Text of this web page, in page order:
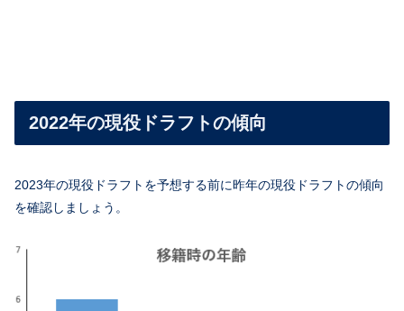
2022年の現役ドラフトの傾向
2023年の現役ドラフトを予想する前に昨年の現役ドラフトの傾向
を確認しましょう。